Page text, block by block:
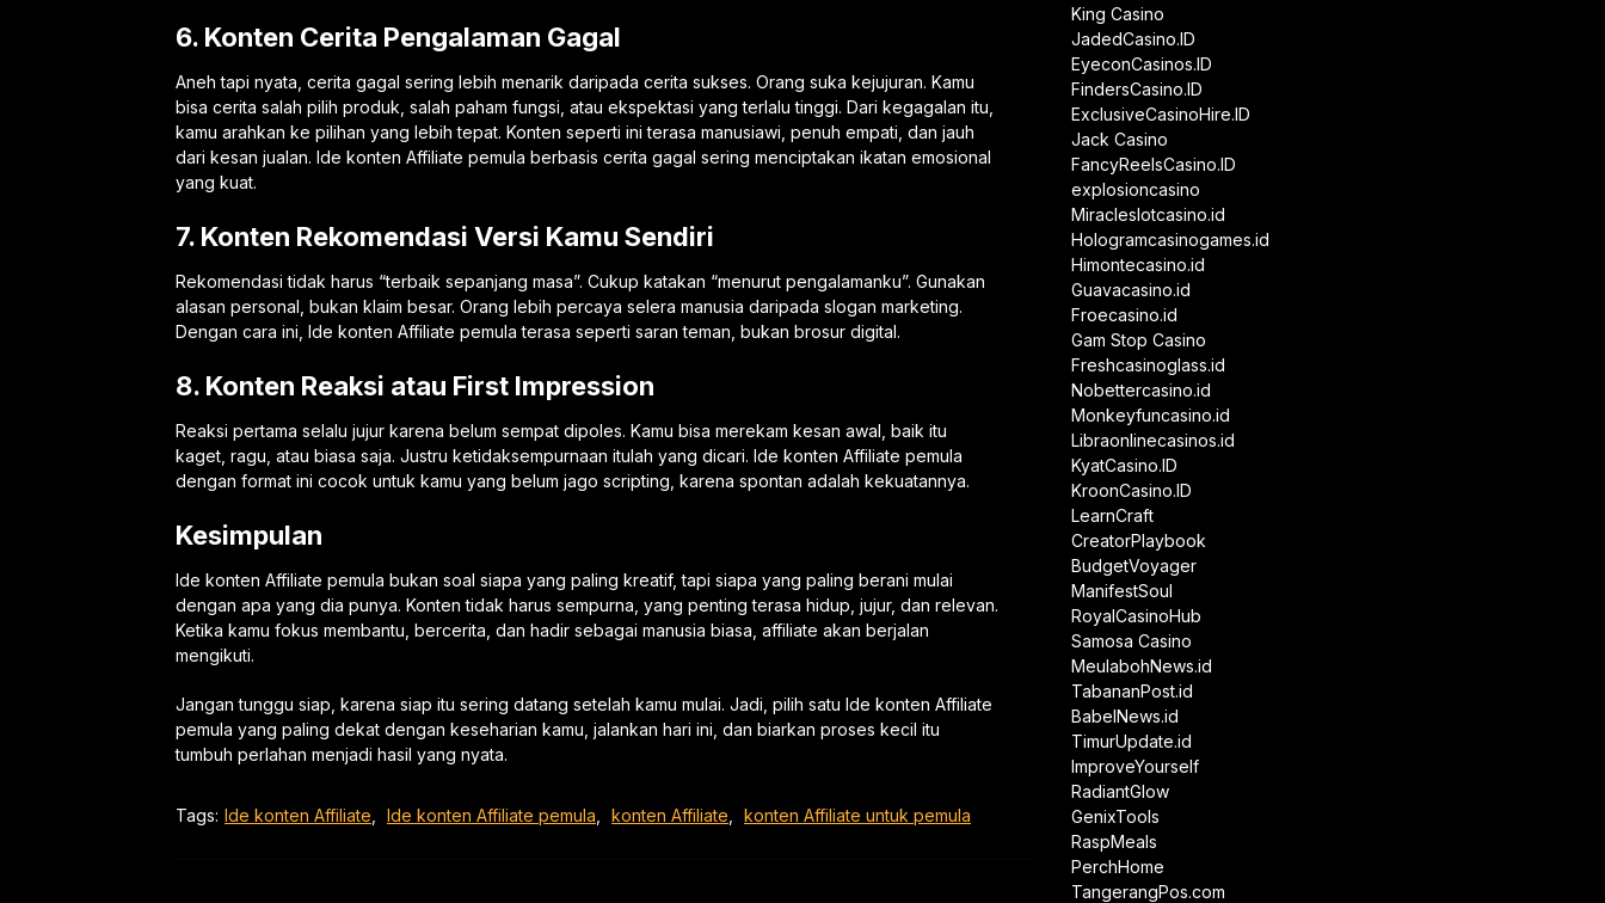
6. Konten Cerita Pengalaman Gagal
Aneh tapi nyata, cerita gagal sering lebih menarik daripada cerita sukses. Orang suka kejujuran. Kamu
bisa cerita salah pilih produk, salah paham fungsi, atau ekspektasi yang terlalu tinggi. Dari kegagalan itu,
kamu arahkan ke pilihan yang lebih tepat. Konten seperti ini terasa manusiawi, penuh empati, dan jauh
dari kesan jualan. Ide konten Affiliate pemula berbasis cerita gagal sering menciptakan ikatan emosional
yang kuat.
7. Konten Rekomendasi Versi Kamu Sendiri
Rekomendasi tidak harus “terbaik sepanjang masa”. Cukup katakan “menurut pengalamanku”. Gunakan
alasan personal, bukan klaim besar. Orang lebih percaya selera manusia daripada slogan marketing.
Dengan cara ini, Ide konten Affiliate pemula terasa seperti saran teman, bukan brosur digital.
8. Konten Reaksi atau First Impression
Reaksi pertama selalu jujur karena belum sempat dipoles. Kamu bisa merekam kesan awal, baik itu
kaget, ragu, atau biasa saja. Justru ketidaksempurnaan itulah yang dicari. Ide konten Affiliate pemula
dengan format ini cocok untuk kamu yang belum jago scripting, karena spontan adalah kekuatannya.
Kesimpulan
Ide konten Affiliate pemula bukan soal siapa yang paling kreatif, tapi siapa yang paling berani mulai
dengan apa yang dia punya. Konten tidak harus sempurna, yang penting terasa hidup, jujur, dan relevan.
Ketika kamu fokus membantu, bercerita, dan hadir sebagai manusia biasa, affiliate akan berjalan
mengikuti.
Jangan tunggu siap, karena siap itu sering datang setelah kamu mulai. Jadi, pilih satu Ide konten Affiliate
pemula yang paling dekat dengan keseharian kamu, jalankan hari ini, dan biarkan proses kecil itu
tumbuh perlahan menjadi hasil yang nyata.
Tags: Ide konten Affiliate Ide konten Affiliate pemula konten Affiliate konten Affiliate untuk pemula
King Casino
JadedCasino.ID
EyeconCasinos.ID
FindersCasino.ID
ExclusiveCasinoHire.ID
Jack Casino
FancyReelsCasino.ID
explosioncasino
Miracleslotcasino.id
Hologramcasinogames.id
Himontecasino.id
Guavacasino.id
Froecasino.id
Gam Stop Casino
Freshcasinoglass.id
Nobettercasino.id
Monkeyfuncasino.id
Libraonlinecasinos.id
KyatCasino.ID
KroonCasino.ID
LearnCraft
CreatorPlaybook
BudgetVoyager
ManifestSoul
RoyalCasinoHub
Samosa Casino
MeulabohNews.id
TabananPost.id
BabelNews.id
TimurUpdate.id
ImproveYourself
RadiantGlow
GenixTools
RaspMeals
PerchHome
TangerangPos.com